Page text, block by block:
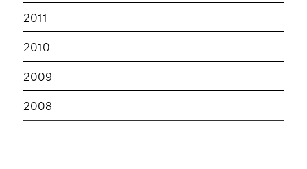
2011
2010
2009
2008